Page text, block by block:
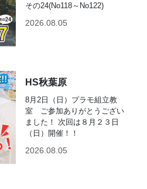
その24(No118～No122)
2026.08.05
HS秋葉原
8月2日（日）プラモ組立教
室 ご参加ありがとうござい
ました！ 次回は８月２３日
（日）開催！！
2026.08.05